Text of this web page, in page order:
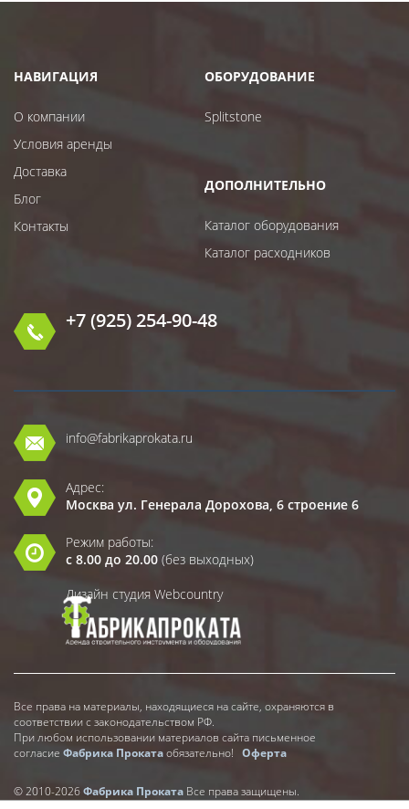
НАВИГАЦИЯ
О компании
Условия аренды
Доставка
Блог
Контакты
ОБОРУДОВАНИЕ
Splitstone
ДОПОЛНИТЕЛЬНО
Каталог оборудования
Каталог расходников
+7 (925) 254-90-48
info@fabrikaprokata.ru
Адрес:
Москва ул. Генерала Дорохова, 6 строение 6
Режим работы:
с 8.00 до 20.00 (без выходных)
Дизайн студия Webcountry
Все права на материалы, находящиеся на сайте, охраняются в
соответствии с законодательством РФ.
При любом использовании материалов сайта письменное
согласие Фабрика Прокатаобязательно! Оферта
© 2010-2026Фабрика Проката Все права защищены.